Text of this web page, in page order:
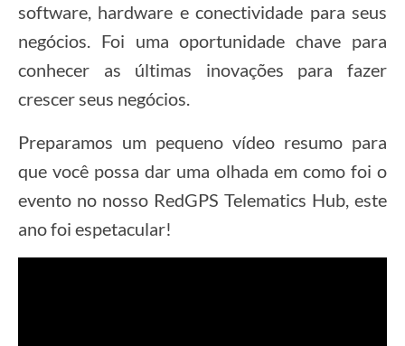
software, hardware e conectividade para seus
negócios. Foi uma oportunidade chave para
conhecer as últimas inovações para fazer
crescer seus negócios.
Preparamos um pequeno vídeo resumo para
que você possa dar uma olhada em como foi o
evento no nosso RedGPS Telematics Hub, este
ano foi espetacular!